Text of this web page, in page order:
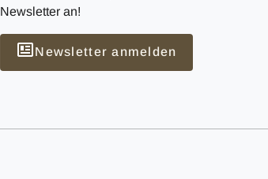
Newsletter an!
Newsletter anmelden